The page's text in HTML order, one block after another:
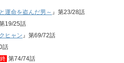
運命を盗んだ男～ 』第23/28話
19/25話
ヒャン』第69/72話
話
終 第74/74話